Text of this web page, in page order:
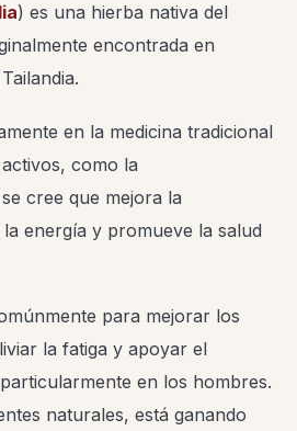
) es una hierba nativa del
encontrada en
en la medicina tradicional
como la
cree que mejora la
energía y promueve la salud
para mejorar los
la fatiga y apoyar el
en los hombres.
naturales, está ganando